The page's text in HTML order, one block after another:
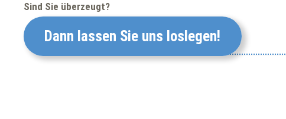
Sind Sie überzeugt?
Dann lassen Sie uns loslegen!